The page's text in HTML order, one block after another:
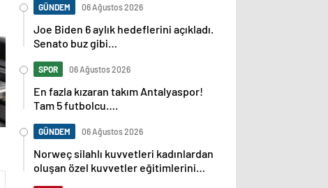
GÜNDEM 06 Ağustos 2026
Joe Biden 6 aylık hedeflerini açıkladı.
Senato buz gibi…
SPOR 06 Ağustos 2026
En fazla kızaran takım Antalyaspor!
Tam 5 futbolcu….
GÜNDEM 06 Ağustos 2026
Norweç silahlı kuvvetleri kadınlardan
oluşan özel kuvvetler eğitimlerini